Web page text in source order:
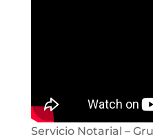
Servicio Notarial –